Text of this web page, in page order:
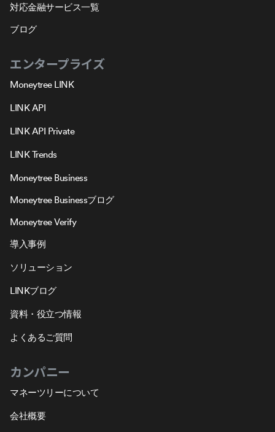
対応金融サービス一覧
ブログ
エンタープライズ
Moneytree LINK
LINK API
LINK API Private
LINK Trends
Moneytree Business
Moneytree Businessブログ
Moneytree Verify
導入事例
ソリューション
LINKブログ
資料・役立つ情報
よくあるご質問
カンパニー
マネーツリーについて
会社概要